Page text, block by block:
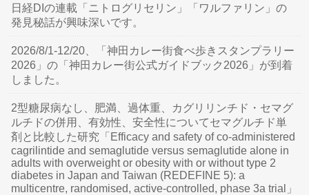
日経DIの連載「ニトログリセリン」「ワルファリン」の
発見秘話が興味深いです。
2026/8/1-12/20、「神田カレー街食べ歩きスタンプラリー
2026」の「神田カレー街公式ガイドブック2026」が到着
しました。
2型糖尿病なし、肥満、過体重、カグリリンチド・セマグ
ルチドの併用、有効性、安全性についてセマグルチド単
剤と比較した研究「Efficacy and safety of co-administered
cagrilintide and semaglutide versus semaglutide alone in
adults with overweight or obesity with or without type 2
diabetes in Japan and Taiwan (REDEFINE 5): a
multicentre, randomised, active-controlled, phase 3a trial」